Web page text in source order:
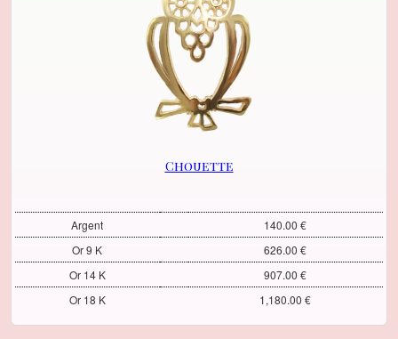
Chouette
Argent
140.00 €
Or 9 K
626.00 €
Or 14 K
907.00 €
Or 18 K
1,180.00 €